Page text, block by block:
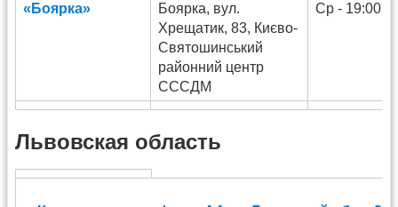
«Боярка»
Боярка, вул.
Хрещатик, 83, Києво-
Святошинський
районний центр
СССДМ
Ср - 19:00
Львовская область